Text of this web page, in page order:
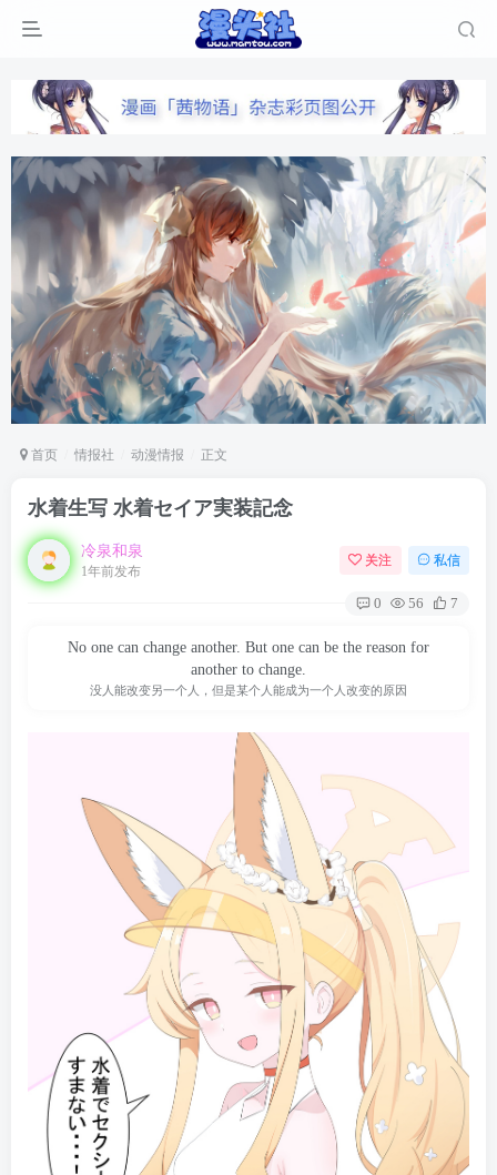
首页 情报社 动漫情报 正文
水着生写 水着セイア実装記念
冷泉和泉
1年前发布
关注 私信
0 56 7
No one can change another. But one can be the reason for
another to change.
没人能改变另一个人，但是某个人能成为一个人改变的原因